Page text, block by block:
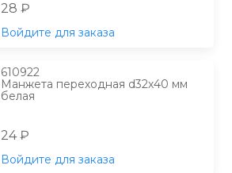
28 ₽
Войдите для заказа
610922
Манжета переходная d32х40 мм
белая
24 ₽
Войдите для заказа